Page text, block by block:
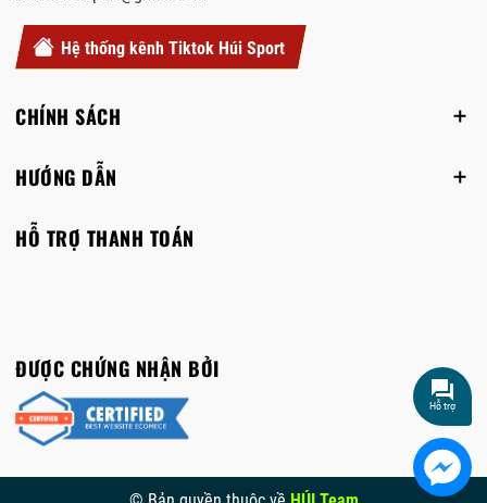
Hệ thống kênh Tiktok Húi Sport
CHÍNH SÁCH
HƯỚNG DẪN
HỖ TRỢ THANH TOÁN
ĐƯỢC CHỨNG NHẬN BỞI
Hỗ trợ